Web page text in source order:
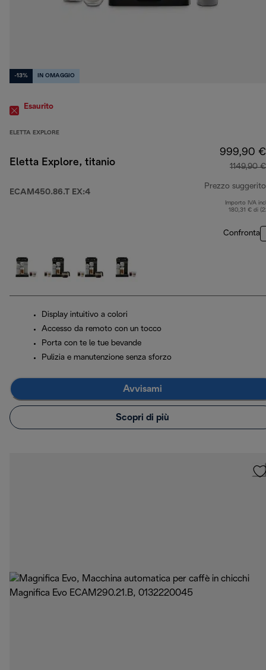
-13% IN OMAGGIO
Esaurito
ELETTA EXPLORE
Eletta Explore, titanio
ECAM450.86.T EX:4
999,90 €
1149,90 €
Prezzo suggerito
Importo IVA
180,31 € di
Confronta
Display intuitivo a colori
Accesso da remoto con un tocco
Porta con te le tue bevande
Pulizia e manutenzione senza sforzo
Avvisami
Scopri di più